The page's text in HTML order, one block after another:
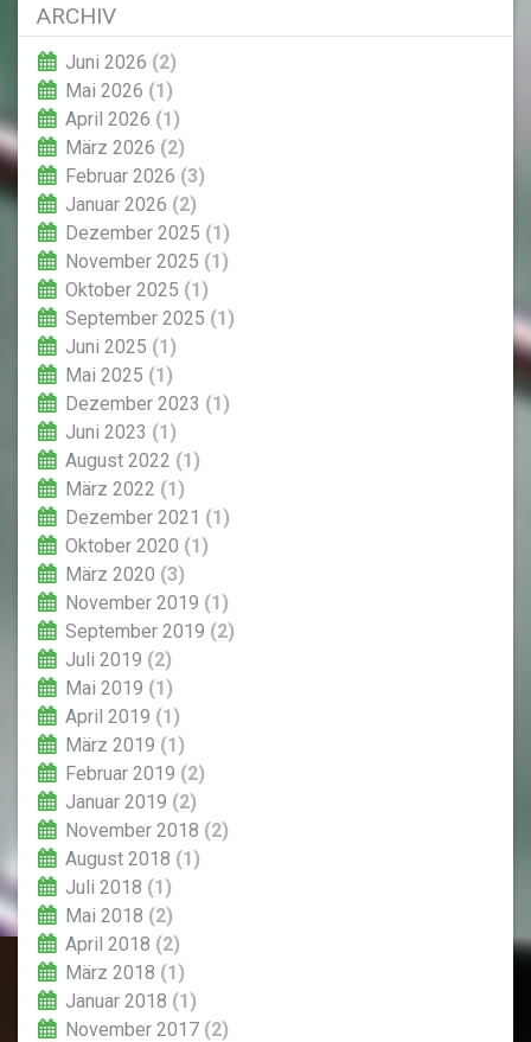
ARCHIV
Juni 2026 (2)
Mai 2026 (1)
April 2026 (1)
März 2026 (2)
Februar 2026 (3)
Januar 2026 (2)
Dezember 2025 (1)
November 2025 (1)
Oktober 2025 (1)
September 2025 (1)
Juni 2025 (1)
Mai 2025 (1)
Dezember 2023 (1)
Juni 2023 (1)
August 2022 (1)
März 2022 (1)
Dezember 2021 (1)
Oktober 2020 (1)
März 2020 (3)
November 2019 (1)
September 2019 (2)
Juli 2019 (2)
Mai 2019 (1)
April 2019 (1)
März 2019 (1)
Februar 2019 (2)
Januar 2019 (2)
November 2018 (2)
August 2018 (1)
Juli 2018 (1)
Mai 2018 (2)
April 2018 (2)
März 2018 (1)
Januar 2018 (1)
November 2017 (2)